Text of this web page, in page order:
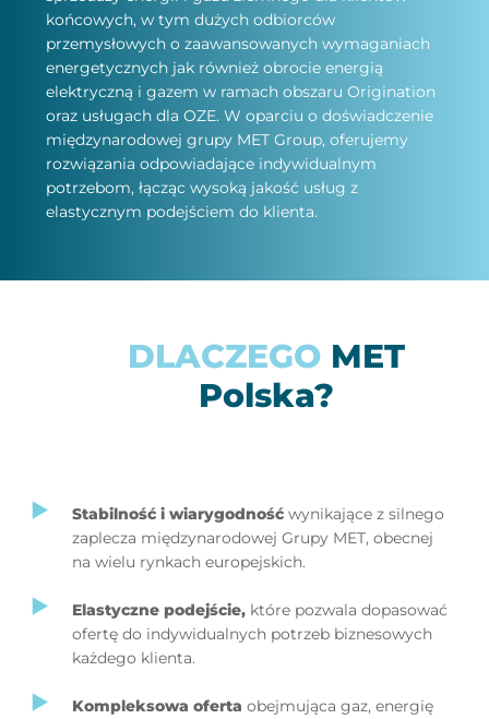
końcowych, w tym dużych odbiorców
przemysłowych o zaawansowanych wymaganiach
energetycznych jak również obrocie energią
elektryczną i gazem w ramach obszaru Origination
oraz usługach dla OZE. W oparciu o doświadczenie
międzynarodowej grupy MET Group, oferujemy
rozwiązania odpowiadające indywidualnym
potrzebom, łącząc wysoką jakość usług z
elastycznym podejściem do klienta.
DLACZEGO MET
Polska?
Stabilność i wiarygodność wynikające z silnego
zaplecza międzynarodowej Grupy MET, obecnej
na wielu rynkach europejskich.
Elastyczne podejście, które pozwala dopasować
ofertę do indywidualnych potrzeb biznesowych
każdego klienta.
Kompleksowa oferta obejmująca gaz, energię